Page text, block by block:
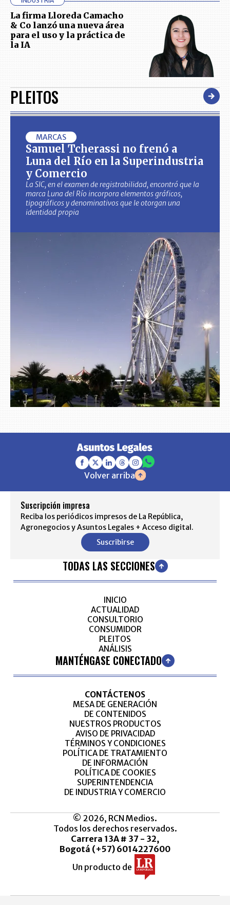
La firma Lloreda Camacho
& Co lanzó una nueva área
para el uso y la práctica de
la IA
PLEITOS
MARCAS
Samuel Tcherassi no frenó a
Luna del Río en la Superindustria
y Comercio
La SIC, en el examen de registrabilidad, encontró que la
marca Luna del Río incorpora elementos gráficos,
tipográficos y denominativos que le otorgan una
identidad propia
Volver arriba
Suscripción impresa
Reciba los periódicos impresos de La República,
Agronegocios y Asuntos Legales + Acceso digital.
Suscribirse
TODAS LAS SECCIONES
INICIO
ACTUALIDAD
CONSULTORIO
CONSUMIDOR
PLEITOS
ANÁLISIS
MANTÉNGASE CONECTADO
CONTÁCTENOS
MESA DE GENERACIÓN
DE CONTENIDOS
NUESTROS PRODUCTOS
AVISO DE PRIVACIDAD
TÉRMINOS Y CONDICIONES
POLÍTICA DE TRATAMIENTO
DE INFORMACIÓN
POLÍTICA DE COOKIES
SUPERINTENDENCIA
DE INDUSTRIA Y COMERCIO
© 2026, RCN Medios.
Todos los derechos reservados.
Carrera 13A # 37 - 32,
Bogotá (+57) 6014227600
Un producto de